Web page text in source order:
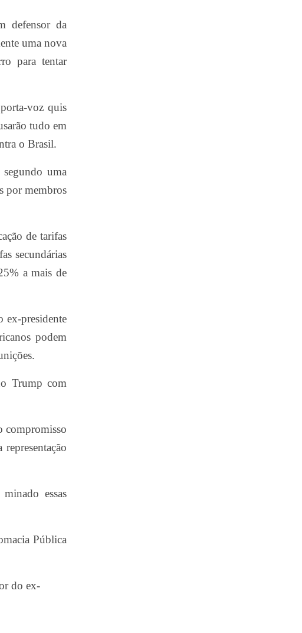
defensor da
uma nova
para tentar
voz quis
tudo em
o Brasil.
uma
por membros
de tarifas
secundárias
a mais de
ex-presidente
podem
Trump com
compromisso
essas
Pública
do ex-